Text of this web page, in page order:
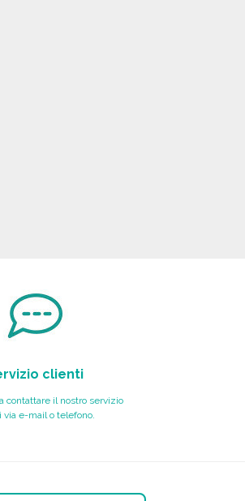
clienti
contattare il nostro servizio
via e-mail o telefono.